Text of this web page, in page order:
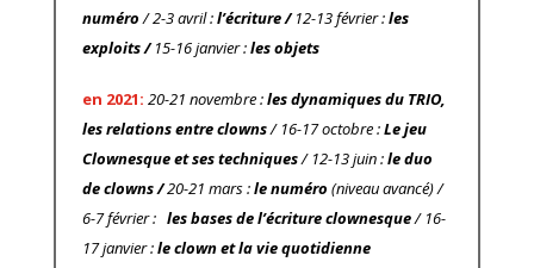
numéro/ 2-3 avril :l’écriture /12-13 février :les
exploits /15-16 janvier :les objets
en 2021: 20-21 novembre :les dynamiques du TRIO,
les relations entre clowns/ 16-17 octobre :Le jeu
Clownesque et ses techniques/ 12-13 juin :le duo
de clowns /20-21 mars :le numéro (niveau avancé) /
6-7 février : les bases de l’écriture clownesque/ 16-
17 janvier :le clown et la vie quotidienne